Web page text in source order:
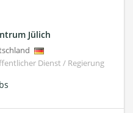
Jülich
Dienst / Regierung